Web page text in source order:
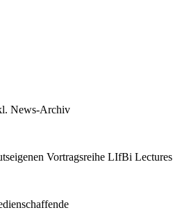
News-Archiv
Vortragsreihe LIfBi Lectures